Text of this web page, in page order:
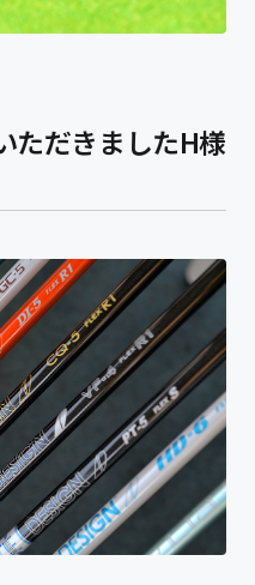
ただきましたH様